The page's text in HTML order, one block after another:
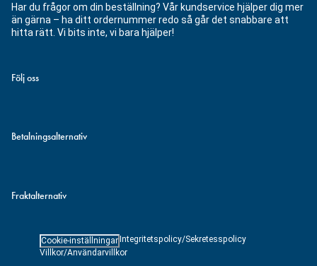
Har du frågor om din beställning? Vår kundservice hjälper dig mer
än gärna – ha ditt ordernummer redo så går det snabbare att
hitta rätt. Vi bits inte, vi bara hjälper!
Följ oss
Betalningsalternativ
Fraktalternativ
Cookie-inställningar Integritetspolicy/Sekretesspolicy
Villkor/Användarvillkor